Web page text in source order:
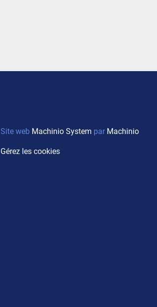
Site web Machinio System par Machinio
Gérez les cookies